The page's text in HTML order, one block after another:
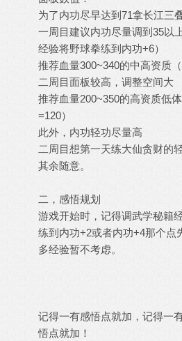
为了内功尽早达到71拿长江三
一周目建议内功尽量调到35以
经验将野球拳练到内功+6）
推荐血量300~340的中高资质
二周目面板较高，调整空间大
推荐血量200~350的高资质低
=120）
此外，内功轻功尽量高
二周目想第一天练大仙贪财的
其余随意。
二，感悟规划
游戏开始时，记得调武学秘籍
练到内功+2或者内功+4那个点
多经验暂不考虑。
记得一有感悟点就加，记得一
悟点就加！